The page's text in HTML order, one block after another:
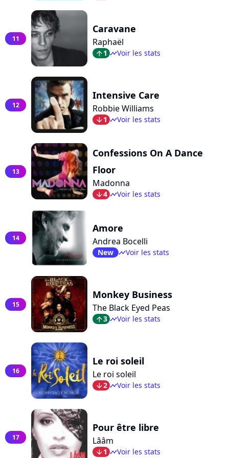
11
Caravane
Raphaël
arrow_top1 timelineVoir les stats
12
Intensive Care
Robbie Williams
arrow_bot1 timelineVoir les stats
13
Confessions On A Dance
Floor
Madonna
arrow_bot4 timelineVoir les stats
14
Amore
Andrea Bocelli
New timelineVoir les stats
15
Monkey Business
The Black Eyed Peas
arrow_top3 timelineVoir les stats
16
Le roi soleil
Le roi soleil
arrow_bot2 timelineVoir les stats
17
Pour être libre
Lââm
arrow_bot1 timelineVoir les stats